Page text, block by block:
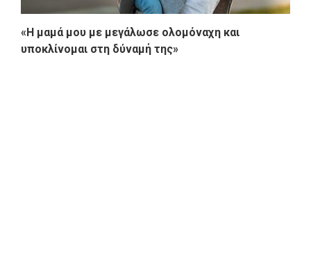
«Η μαμά μου με μεγάλωσε ολομόναχη και
υποκλίνομαι στη δύναμή της»